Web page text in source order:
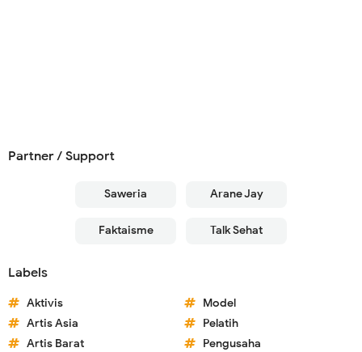
Partner / Support
Saweria Arane Jay
Faktaisme Talk Sehat
Labels
Aktivis
Artis Asia
Artis Barat
Model
Pelatih
Pengusaha